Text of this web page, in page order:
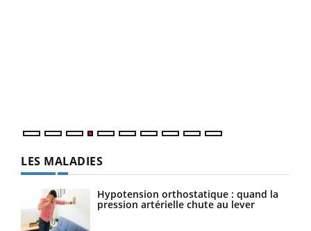
LES MALADIES
Hypotension orthostatique : quand la
pression artérielle chute au lever